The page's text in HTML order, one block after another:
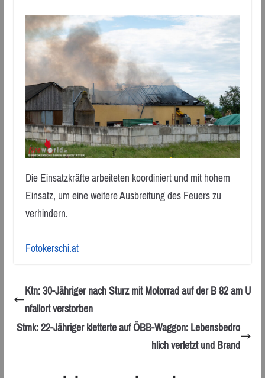
Die Einsatzkräfte arbeiteten koordiniert und mit hohem
Einsatz, um eine weitere Ausbreitung des Feuers zu
verhindern.
Fotokerschi.at
Ktn: 30-Jähriger nach Sturz mit Motorrad auf der B 82 am U
nfallort verstorben
Stmk: 22-Jähriger kletterte auf ÖBB-Waggon: Lebensbedro
hlich verletzt und Brand